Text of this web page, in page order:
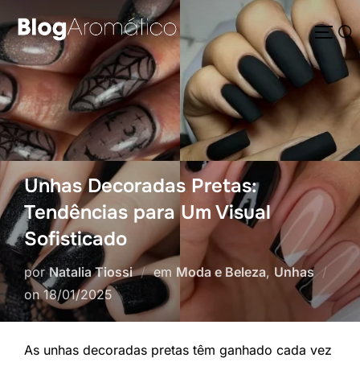
para
o
conteúdo
Pesquisar
por:
Unhas Decoradas Pretas:
Tendências para Um Visual
Sofisticado
porNatalia Tiossi em Moda e Beleza, Unhas
onPostado
em
18/01/2025
As unhas decoradas pretas têm ganhado cada vez